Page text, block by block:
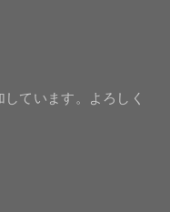
ています。よろしく